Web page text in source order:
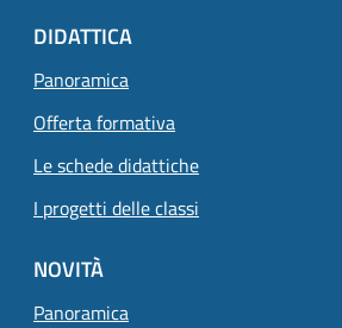
DIDATTICA
Panoramica
Offerta formativa
Le schede didattiche
I progetti delle classi
NOVITÀ
Panoramica